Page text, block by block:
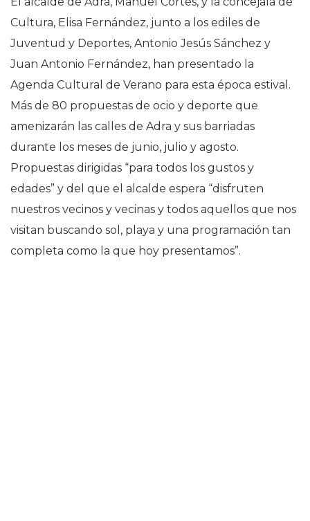
Cultura, Elisa Fernández, junto a los ediles de
Juventud y Deportes, Antonio Jesús Sánchez y
Juan Antonio Fernández, han presentado la
Agenda Cultural de Verano para esta época estival.
Más de 80 propuestas de ocio y deporte que
amenizarán las calles de Adra y sus barriadas
durante los meses de junio, julio y agosto.
Propuestas dirigidas “para todos los gustos y
edades” y del que el alcalde espera “disfruten
nuestros vecinos y vecinas y todos aquellos que nos
visitan buscando sol, playa y una programación tan
completa como la que hoy presentamos”.